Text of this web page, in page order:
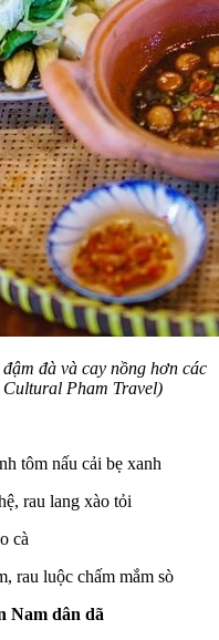
đà và cay nồng hơn các
Pham Travel)
tôm nấu cải bẹ xanh
rau lang xào tỏi
cà
rau luộc chấm mắm sò
Nam dân dã